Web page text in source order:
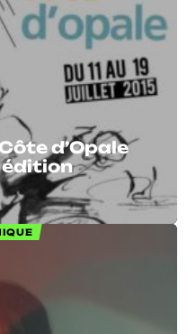
d’Opale
édition